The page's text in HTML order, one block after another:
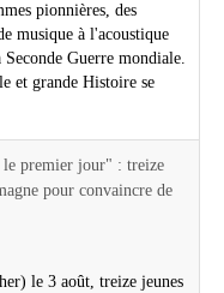
pionnières, des
musique à l'acoustique
Seconde Guerre mondiale.
et grande Histoire se
premier jour" : treize
pour convaincre de
le 3 août, treize jeunes